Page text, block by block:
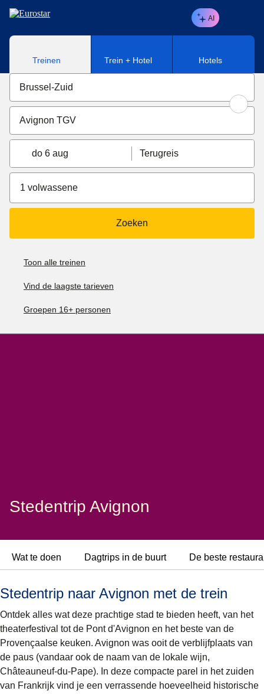
Naar hoofdinhoud
AI
Treinen Trein + Hotel Hotels
do 6 aug Terugreis
1 volwassene
Zoeken
Toon alle treinen
Vind de laagste tarieven
Groepen 16+ personen
Stedentrip Avignon
Wat te doen Dagtrips in de buurt De beste
Stedentrip naar Avignon met de trein
Ontdek alles wat deze prachtige stad te bieden heeft, van het
theaterfestival tot de Pont d'Avignon en het beste van de
Provençaalse keuken. Avignon was ooit de verblijfplaats van
de paus (vandaar ook de naam van de lokale wijn,
Châteauneuf-du-Pape). In deze compacte parel in het zuiden
van Frankrijk vind je een verrassende hoeveelheid historische